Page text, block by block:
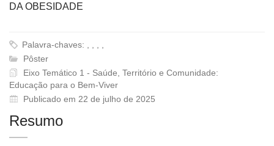
DA OBESIDADE
Palavra-chaves: , , , ,
Pôster
Eixo Temático 1 - Saúde, Território e Comunidade:
Educação para o Bem-Viver
Publicado em 22 de julho de 2025
Resumo